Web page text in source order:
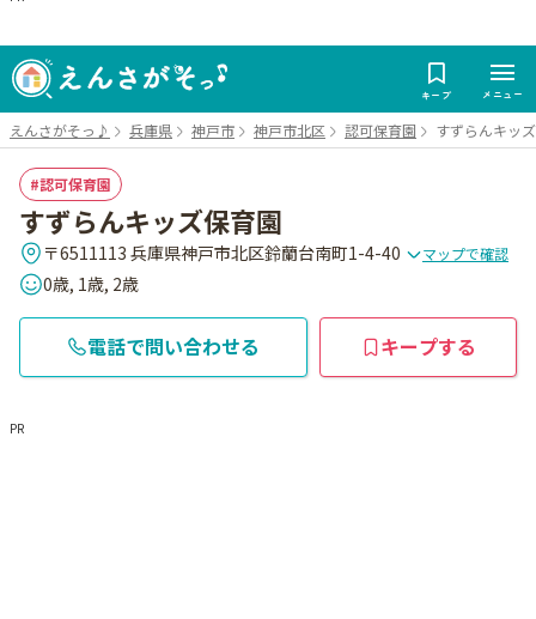
キープ メニュー
えんさがそっ♪ 兵庫県 神戸市 神戸市北区 認可保育園 すずらんキッ
認可保育園
すずらんキッズ保育園
〒6511113 兵庫県神戸市北区鈴蘭台南町1-4-40 マップで確認
0歳, 1歳, 2歳
電話で問い合わせる キープする
PR